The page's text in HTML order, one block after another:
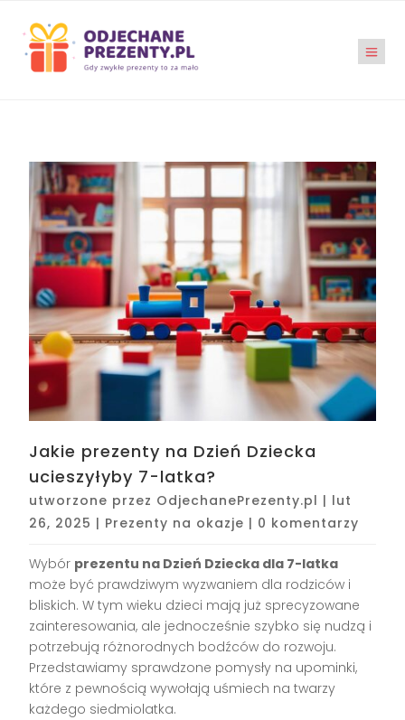
Jakie prezenty na Dzień Dziecka
ucieszyłyby 7-latka?
utworzone przez OdjechanePrezenty.pl | lut
26, 2025 | Prezenty na okazje | 0 komentarzy
Wybór prezentu na Dzień Dziecka dla 7-latka
może być prawdziwym wyzwaniem dla rodziców i
bliskich. W tym wieku dzieci mają już sprecyzowane
zainteresowania, ale jednocześnie szybko się nudzą i
potrzebują różnorodnych bodźców do rozwoju.
Przedstawiamy sprawdzone pomysły na upominki,
które z pewnością wywołają uśmiech na twarzy
każdego siedmiolatka.